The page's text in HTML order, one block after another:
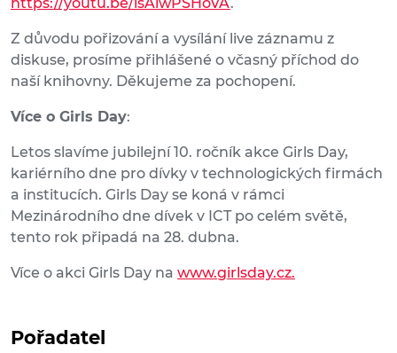
Z důvodu pořizování a vysílání live záznamu z
diskuse, prosíme přihlášené o včasný příchod do
naší knihovny. Děkujeme za pochopení.
Více o Girls Day:
Letos slavíme jubilejní 10. ročník akce Girls Day,
kariérního dne pro dívky v technologických firmách
a institucích. Girls Day se koná v rámci
Mezinárodního dne dívek v ICT po celém světě,
tento rok připadá na 28. dubna.
Více o akci Girls Day na www.girlsday.cz.
Pořadatel